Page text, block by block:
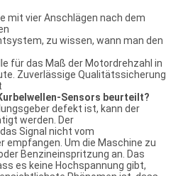
mit vier Anschlägen nach dem
zu wissen, wann man den
für das Maß der Motordrehzahl in
Zuverlässige Qualitätssicherung
Sensors beurteilt?
defekt ist, kann der
werden. Der
Signal nicht vom
empfangen. Um die Maschine zu
Benzineinspritzung an. Das
es keine Hochspannung gibt,